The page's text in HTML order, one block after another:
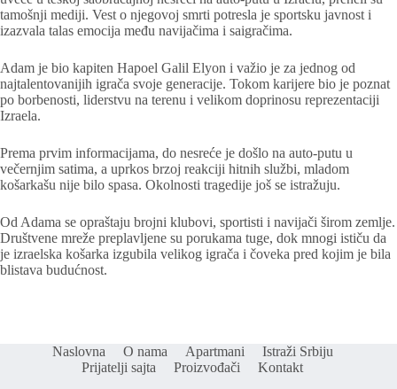
tamošnji mediji. Vest o njegovoj smrti potresla je sportsku javnost i
izazvala talas emocija među navijačima i saigračima.
Adam je bio kapiten Hapoel Galil Elyon i važio je za jednog od
najtalentovanijih igrača svoje generacije. Tokom karijere bio je poznat
po borbenosti, liderstvu na terenu i velikom doprinosu reprezentaciji
Izraela.
Prema prvim informacijama, do nesreće je došlo na auto-putu u
večernjim satima, a uprkos brzoj reakciji hitnih službi, mladom
košarkašu nije bilo spasa. Okolnosti tragedije još se istražuju.
Od Adama se opraštaju brojni klubovi, sportisti i navijači širom zemlje.
Društvene mreže preplavljene su porukama tuge, dok mnogi ističu da
je izraelska košarka izgubila velikog igrača i čoveka pred kojim je bila
blistava budućnost.
Naslovna O nama Apartmani
Istraži Srbiju
Prijatelji sajta
Proizvođači Kontakt